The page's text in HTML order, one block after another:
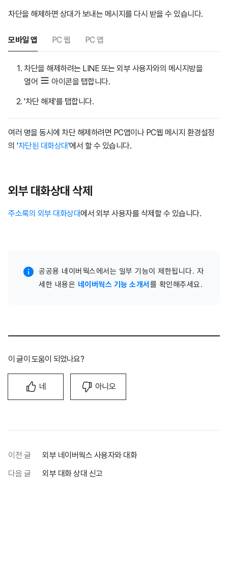
차단을 해제하면 상대가 보내는 메시지를 다시 받을 수 있습니다.
모바일 앱 PC 웹 PC 앱
차단을 해제하려는 LINE 또는 외부 사용자와의 메시지방을
열어
아이콘을 탭합니다.
'차단 해제'를 탭합니다.
여러 명을 동시에 차단 해제하려면 PC앱이나 PC웹 메시지 환경설정
의 '차단된 대화상대'에서 할 수 있습니다.
외부 대화상대 삭제
주소록의 외부 대화상대에서 외부 사용자를 삭제할 수 있습니다.
공공용 네이버웍스에서는 일부 기능이 제한됩니다. 자
세한 내용은 네이버웍스 기능 소개서 를 확인해주세요.
이 글이 도움이 되었나요?
네 아니오
이전 글
외부 네이버웍스 사용자와 대화
다음 글
외부 대화 상대 신고